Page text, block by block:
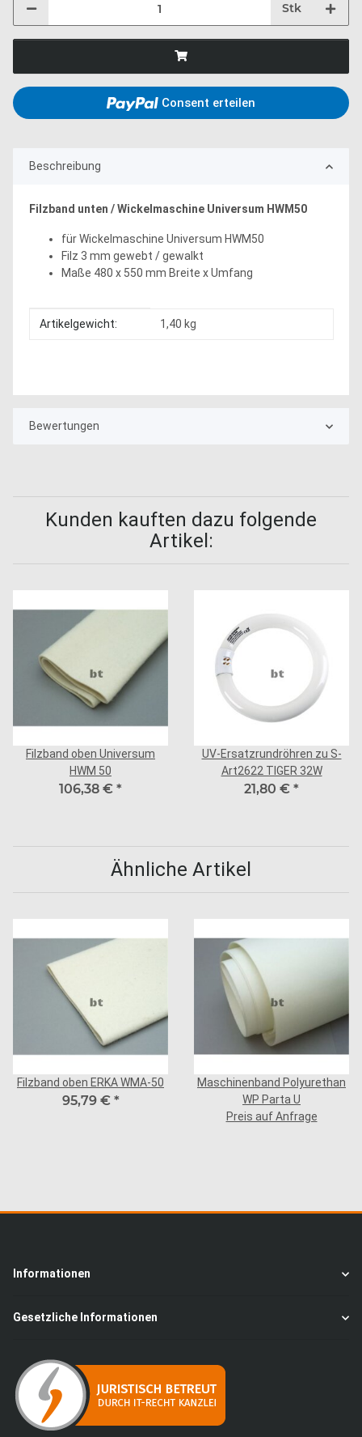
Stk
Consent erteilen
Beschreibung
Filzband unten / Wickelmaschine Universum HWM50
für Wickelmaschine Universum HWM50
Filz 3 mm gewebt / gewalkt
Maße 480 x 550 mm Breite x Umfang
Produkteigenschaft
Wert
Artikelgewicht: 1,40 kg
Bewertungen
Kunden kauften dazu folgende
Artikel:
Filzband oben Universum
HWM 50
106,38 € *
UV-Ersatzrundröhren zu S-
Art2622 TIGER 32W
21,80 € *
Ähnliche Artikel
Filzband oben ERKA WMA-50
95,79 € *
Maschinenband Polyurethan
WP Parta U
Preis auf Anfrage
Informationen
Gesetzliche Informationen